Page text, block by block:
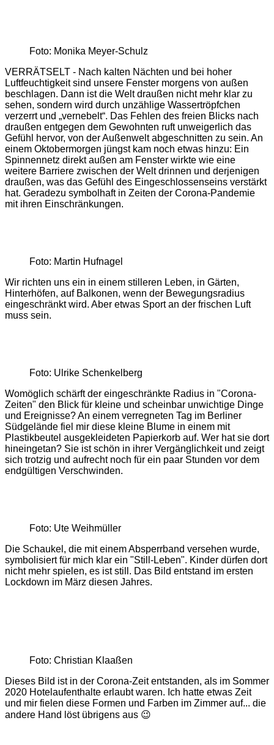
Foto: Monika Meyer-Schulz
VERRÄTSELT - Nach kalten Nächten und bei hoher
Luftfeuchtigkeit sind unsere Fenster morgens von außen
beschlagen. Dann ist die Welt draußen nicht mehr klar zu
sehen, sondern wird durch unzählige Wassertröpfchen
verzerrt und „vernebelt“. Das Fehlen des freien Blicks nach
draußen entgegen dem Gewohnten ruft unweigerlich das
Gefühl hervor, von der Außenwelt abgeschnitten zu sein. An
einem Oktobermorgen jüngst kam noch etwas hinzu: Ein
Spinnennetz direkt außen am Fenster wirkte wie eine
weitere Barriere zwischen der Welt drinnen und derjenigen
draußen, was das Gefühl des Eingeschlossenseins verstärkt
hat. Geradezu symbolhaft in Zeiten der Corona-Pandemie
mit ihren Einschränkungen.
Foto: Martin Hufnagel
Wir richten uns ein in einem stilleren Leben, in Gärten,
Hinterhöfen, auf Balkonen, wenn der Bewegungsradius
eingeschränkt wird. Aber etwas Sport an der frischen Luft
muss sein.
Foto: Ulrike Schenkelberg
Womöglich schärft der eingeschränkte Radius in "Corona-
Zeiten" den Blick für kleine und scheinbar unwichtige Dinge
und Ereignisse? An einem verregneten Tag im Berliner
Südgelände fiel mir diese kleine Blume in einem mit
Plastikbeutel ausgekleideten Papierkorb auf. Wer hat sie dort
hineingetan? Sie ist schön in ihrer Vergänglichkeit und zeigt
sich trotzig und aufrecht noch für ein paar Stunden vor dem
endgültigen Verschwinden.
Foto: Ute Weihmüller
Die Schaukel, die mit einem Absperrband versehen wurde,
symbolisiert für mich klar ein "Still-Leben". Kinder dürfen dort
nicht mehr spielen, es ist still. Das Bild entstand im ersten
Lockdown im März diesen Jahres.
Foto: Christian Klaaßen
Dieses Bild ist in der Corona-Zeit entstanden, als im Sommer
2020 Hotelaufenthalte erlaubt waren. Ich hatte etwas Zeit
und mir fielen diese Formen und Farben im Zimmer auf... die
andere Hand löst übrigens aus 😉